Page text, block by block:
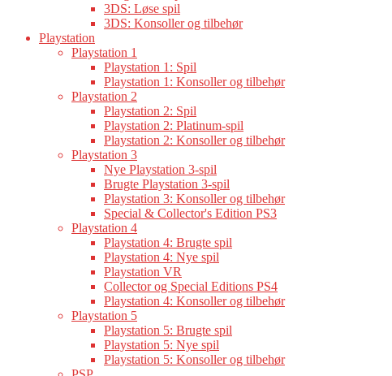
3DS: Løse spil
3DS: Konsoller og tilbehør
Playstation
Playstation 1
Playstation 1: Spil
Playstation 1: Konsoller og tilbehør
Playstation 2
Playstation 2: Spil
Playstation 2: Platinum-spil
Playstation 2: Konsoller og tilbehør
Playstation 3
Nye Playstation 3-spil
Brugte Playstation 3-spil
Playstation 3: Konsoller og tilbehør
Special & Collector's Edition PS3
Playstation 4
Playstation 4: Brugte spil
Playstation 4: Nye spil
Playstation VR
Collector og Special Editions PS4
Playstation 4: Konsoller og tilbehør
Playstation 5
Playstation 5: Brugte spil
Playstation 5: Nye spil
Playstation 5: Konsoller og tilbehør